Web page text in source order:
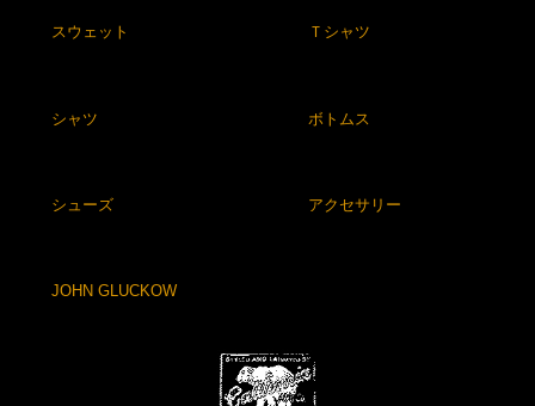
スウェット Ｔシャツ
シャツ ボトムス
シューズ アクセサリー
JOHN GLUCKOW